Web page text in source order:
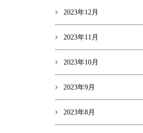
2023年12月
2023年11月
2023年10月
2023年9月
2023年8月